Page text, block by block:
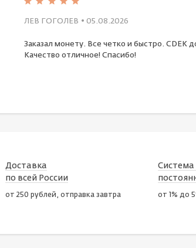
ЛЕВ ГОГОЛЕВ • 05.08.2026
Заказал монету. Все четко и быстро. CDEK
Качество отличное! Спасибо!
Доставка
по всей России
от 250 рублей, отправка завтра
Система
от 1% до